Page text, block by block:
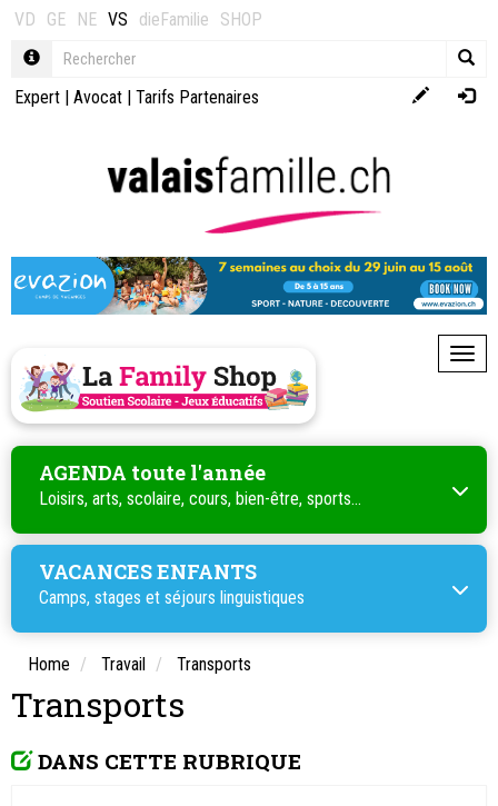
VD GE NE VS dieFamilie SHOP
Expert | Avocat | Tarifs Partenaires
AGENDA toute l'année
Loisirs, arts, scolaire, cours, bien-être, sports...
VACANCES ENFANTS
Camps, stages et séjours linguistiques
Home Travail Transports
Transports
DANS CETTE RUBRIQUE